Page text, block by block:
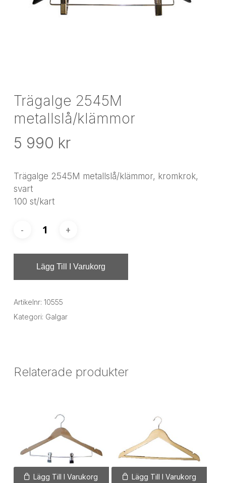
Trägalge 2545M
metallslå/klämmor
5 990 kr
Trägalge 2545M metallslå/klämmor, kromkrok,
svart
100 st/kart
Lägg Till I Varukorg
Artikelnr: 10555
Kategori: Galgar
Relaterade produkter
Lägg Till I Varukorg Lägg Till I Varukorg